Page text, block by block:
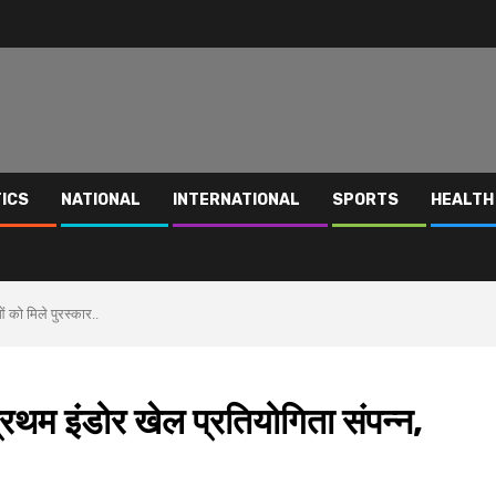
NATIONAL INTERNATIONAL SPORTS HEALTH
को मिले पुरस्कार..
इंडोर खेल प्रतियोगिता संपन्न,